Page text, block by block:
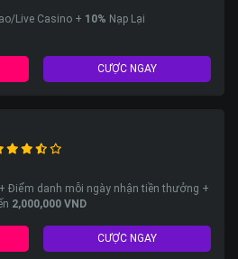
Live Casino + 10% Nạp Lại
CƯỢC NGAY
Điểm danh mỗi ngày nhận tiền thưởng +
2,000,000 VND
CƯỢC NGAY